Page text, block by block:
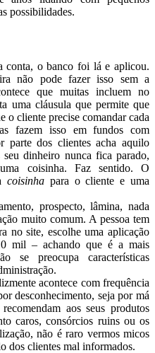
possibilidades.
conta, o banco foi lá e aplicou.
não pode fazer isso sem a
que muitas incluem no
uma cláusula que permite que
o cliente precise comandar cada
fazem isso em fundos com
parte dos clientes acha aquilo
dinheiro nunca fica parado,
coisinha. Faz sentido. O
coisinha para o cliente e uma
prospecto, lâmina, nada
muito comum. A pessoa tem
no site, escolhe uma aplicação
mil – achando que é a mais
se preocupa características
acontece com frequência
desconhecimento, seja por má
aos seus produtos
caros, consórcios ruins ou os
não é raro vermos micos
dos clientes mal informados.